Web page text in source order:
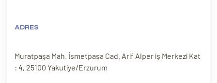
ADRES
Muratpaşa Mah. İsmetpaşa Cad. Arif Alper iş Merkezi Kat
: 4, 25100 Yakutiye/Erzurum